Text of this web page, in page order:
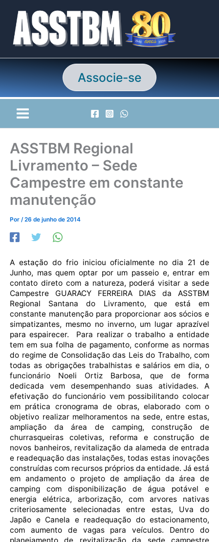
conteúdo
Associe-se
ASSTBM Regional
Livramento – Sede
Campestre em constante
manutenção
Por /26 de junho de 2014
A estação do frio iniciou oficialmente no dia 21 de
Junho, mas quem optar por um passeio e, entrar em
contato direto com a natureza, poderá visitar a sede
Campestre GUARACY FERREIRA DIAS da ASSTBM
Regional Santana do Livramento, que está em
constante manutenção para proporcionar aos sócios e
simpatizantes, mesmo no inverno, um lugar aprazível
para espairecer. Para realizar o trabalho a entidade
tem em sua folha de pagamento, conforme as normas
do regime de Consolidação das Leis do Trabalho, com
todas as obrigações trabalhistas e salários em dia, o
funcionário Noeli Ortiz Barbosa, que de forma
dedicada vem desempenhando suas atividades. A
efetivação do funcionário vem possibilitando colocar
em prática cronograma de obras, elaborado com o
objetivo realizar melhoramentos na sede, entre estas,
ampliação da área de camping, construção de
churrasqueiras coletivas, reforma e construção de
novos banheiros, revitalização da alameda de entrada
e readequação das instalações, todas estas inovações
construídas com recursos próprios da entidade. Já está
em andamento o projeto de ampliação da área de
camping com disponibilização de água potável e
energia elétrica, arborização, com arvores nativas
criteriosamente selecionadas entre estas, Uva do
Japão e Canela e readequação do estacionamento,
com aumento de vagas para veículos. Dentro do
planejamento de revitalização da sede campestre